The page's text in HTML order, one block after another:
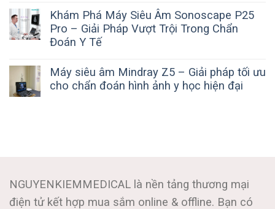
Khám Phá Máy Siêu Âm Sonoscape P25
Pro – Giải Pháp Vượt Trội Trong Chẩn
Đoán Y Tế
Máy siêu âm Mindray Z5 – Giải pháp tối ưu
cho chẩn đoán hình ảnh y học hiện đại
NGUYENKIEMMEDICAL là nền tảng thương mại
điện tử kết hợp mua sắm online & offline. Bạn có